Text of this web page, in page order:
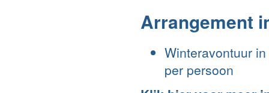
Arrangement
Winteravontuur
per persoon